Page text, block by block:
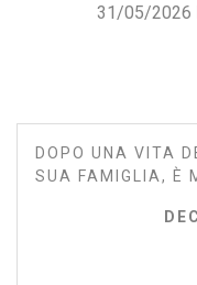
31/05/2026
DOPO UNA VITA
SUA FAMIGLIA, È